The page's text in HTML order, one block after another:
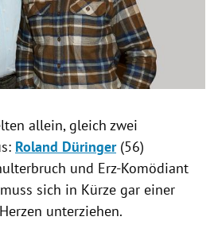
allein, gleich zwei
Roland Düringer(56)
und Erz-Komödiant
sich in Kürze gar einer
unterziehen.